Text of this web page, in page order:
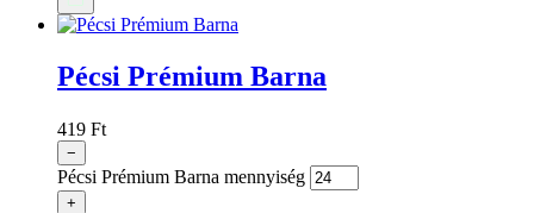
Pécsi Prémium Barna
419 Ft
−
Pécsi Prémium Barna mennyiség
+